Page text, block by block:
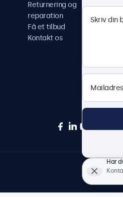
Returnering og
reparation
Få et tilbud
Kontakt os
Har